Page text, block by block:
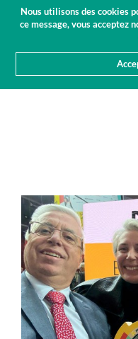
Nous utilisons des cookies
ce message, vous acceptez
NOUVELLES